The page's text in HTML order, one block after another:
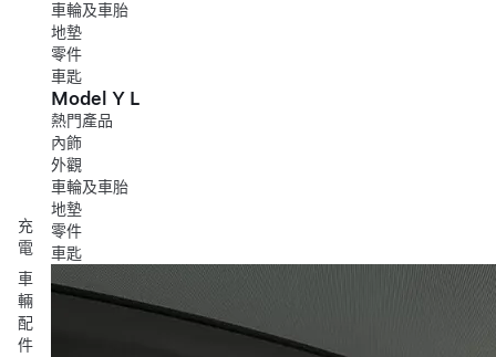
充
電
車
輛
配
件
車輪及車胎
地墊
零件
車匙
Model Y L
熱門產品
內飾
外觀
車輪及車胎
地墊
零件
車匙